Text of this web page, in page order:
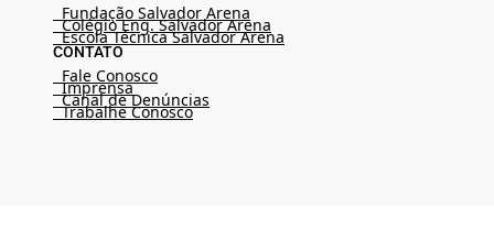
Fundação Salvador Arena
Colégio Eng. Salvador Arena
Escola Técnica Salvador Arena
CONTATO
Fale Conosco
Imprensa
Canal de Denúncias
Trabalhe Conosco